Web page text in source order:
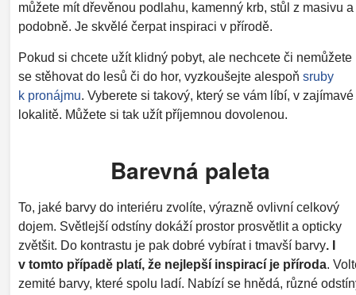
můžete mít dřevěnou podlahu, kamenný krb, stůl z masivu a
podobně. Je skvělé čerpat inspiraci v přírodě.
Pokud si chcete užít klidný pobyt, ale nechcete či nemůžete
se stěhovat do lesů či do hor, vyzkoušejte alespoň sruby
k pronájmu. Vyberete si takový, který se vám líbí, v zajímavé
lokalitě. Můžete si tak užít příjemnou dovolenou.
Barevná paleta
To, jaké barvy do interiéru zvolíte, výrazně ovlivní celkový
dojem. Světlejší odstíny dokáží prostor prosvětlit a opticky
zvětšit. Do kontrastu je pak dobré vybírat i tmavší barvy. I
v tomto případě platí, že nejlepší inspirací je příroda.
zemité barvy, které spolu ladí. Nabízí se hnědá, různé